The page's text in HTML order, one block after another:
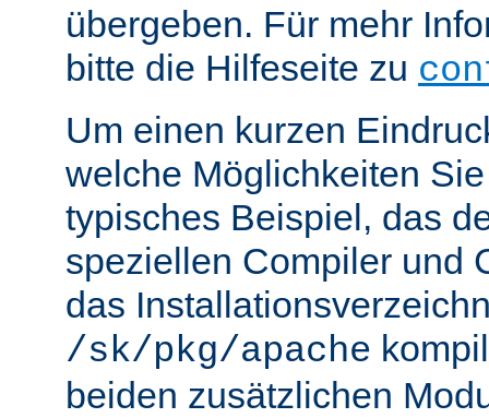
übergeben. Für mehr
bitte die Hilfeseite zu
Um einen kurzen
welche Möglichkeiten
typisches Beispiel, das
speziellen Compiler und
das
/sk/pkg/apache
beiden zusätzlichen